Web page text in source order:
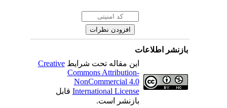
بازنشر اطلاعات
این مقاله تحت شرایطCreative
Commons Attribution-
NonCommercial 4.0
International Licenseقابل
بازنشر است.